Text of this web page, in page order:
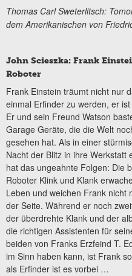
Thomas Carl Sweterlitsch:
dem Amerikanischen von
John Scieszka: Frank
Roboter
Frank Einstein träumt nicht nur
einmal Erfinder zu werden, er
Er und sein Freund Watson
Garage Geräte, die die Welt
gesehen hat. Als in einer
Nacht der Blitz in ihre Werkstatt
hat das ungeahnte Folgen: Die
Roboter Klink und Klank
Leben und weichen Frank nicht
der Seite. Während er noch
der überdrehte Klank und der
die richtigen Assistenten für
beiden von Franks Erzfeind T.
im Sinn haben kann, ist Frank
als Erfinder ist es vorbei …